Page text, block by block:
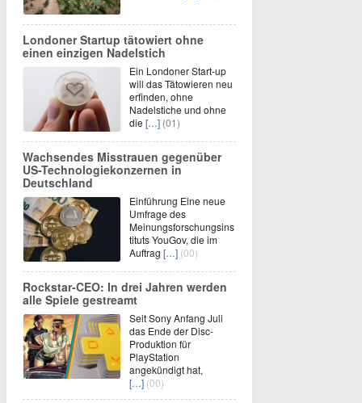
Londoner Startup tätowiert ohne
einen einzigen Nadelstich
Ein Londoner Start-up
will das Tätowieren neu
erfinden, ohne
Nadelstiche und ohne
die […] (01)
Wachsendes Misstrauen gegenüber
US-Technologiekonzernen in
Deutschland
Einführung Eine neue
Umfrage des
Meinungsforschungsins
tituts YouGov, die im
Auftrag […] (00)
Rockstar-CEO: In drei Jahren werden
alle Spiele gestreamt
Seit Sony Anfang Juli
das Ende der Disc-
Produktion für
PlayStation
angekündigt hat,
[…] (00)